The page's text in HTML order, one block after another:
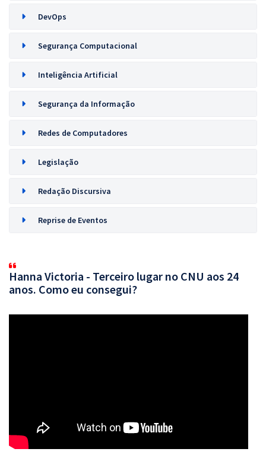
DevOps
Segurança Computacional
Inteligência Artificial
Segurança da Informação
Redes de Computadores
Legislação
Redação Discursiva
Reprise de Eventos
Hanna Victoria - Terceiro lugar no CNU aos 24
anos. Como eu consegui?